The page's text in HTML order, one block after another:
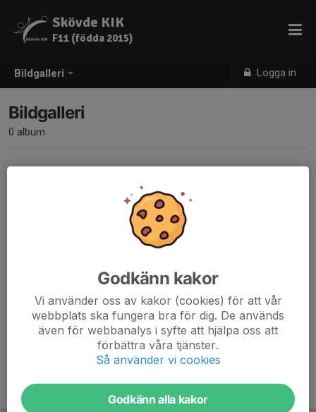
Bildgalleri Logga in
Skövde KIK
F11 (födda 2015)
Bildgalleri
0 album
Inga album skapade
Godkänn kakor
Vi använder oss av kakor (cookies) för att vår
webbplats ska fungera bra för dig. De används
även för webbanalys i syfte att hjälpa oss att
förbättra våra tjänster.
Så använder vi cookies
Godkänn alla kakor